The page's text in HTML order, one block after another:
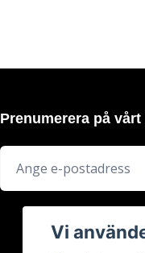
Prenumerera på
Vi